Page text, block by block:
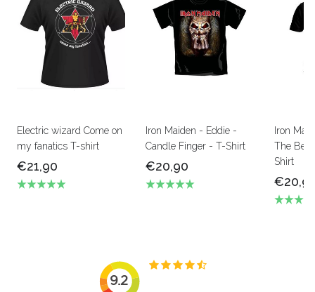
Electric wizard Come on
my fanatics T-shirt
€21,90
Iron Maiden - Eddie -
Candle Finger - T-Shirt
€20,90
Iron
The
Shirt